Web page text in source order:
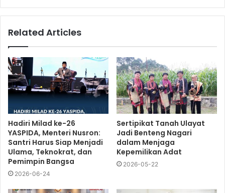
Related Articles
Hadiri Milad ke-26
YASPIDA, Menteri Nusron:
Santri Harus Siap Menjadi
Ulama, Teknokrat, dan
Pemimpin Bangsa
2026-06-24
Sertipikat Tanah Ulayat
Jadi Benteng Nagari
dalam Menjaga
Kepemilikan Adat
2026-05-22